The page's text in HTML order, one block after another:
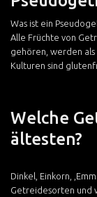
Was ist ein
Alle Früchte von
gehören, werden
Kulturen sind
Welche
ältesten?
Dinkel, Einkorn,
Getreidesorten und